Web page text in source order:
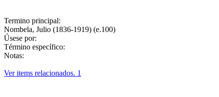
Termino principal:
Nombela, Julio (1836-1919) (e.100)
Úsese por:
Término específico:
Notas:
Ver items relacionados. 1